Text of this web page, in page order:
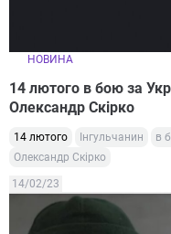
НОВИНА
14 лютого в бою за
Олександр Скірко
14 лютого Інгульчанин в
Олександр Скірко
14/02/23